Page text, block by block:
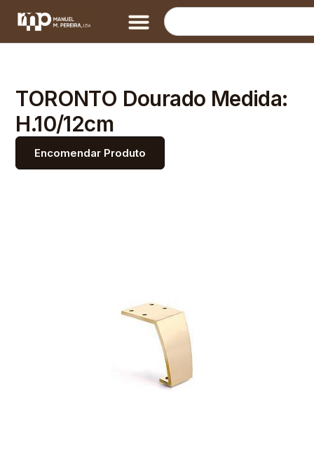
TORONTO Dourado Medida:
H.10/12cm
Encomendar Produto